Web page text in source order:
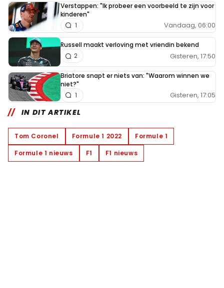
Verstappen: "Ik probeer een voorbeeld te zijn voor
kinderen"
Vandaag, 06:00
1
Russell maakt verloving met vriendin bekend
Gisteren, 17:50
2
Briatore snapt er niets van: "Waarom winnen we
niet?"
Gisteren, 17:05
1
IN DIT ARTIKEL
Tom Coronel Formule 1 2022
Formule 1
Formule 1 nieuws
F1 F1 nieuws